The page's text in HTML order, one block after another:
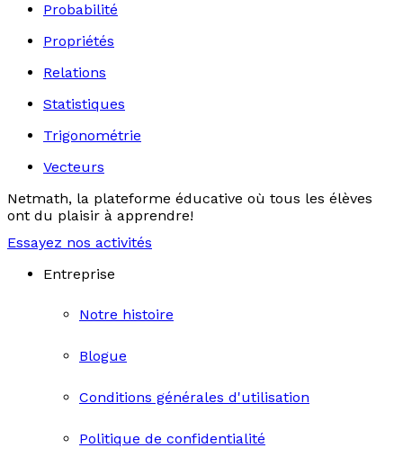
Probabilité
Propriétés
Relations
Statistiques
Trigonométrie
Vecteurs
Netmath, la plateforme éducative où tous les élèves
ont du plaisir à apprendre!
Essayez nos activités
Entreprise
Notre histoire
Blogue
Conditions générales d'utilisation
Politique de confidentialité